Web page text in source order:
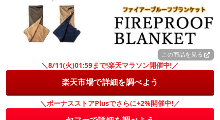
この商品を見る
＼8/11(火)01:59まで!楽天マラソン開催中!／
楽天市場で詳細を調べよう
＼ボーナスストアPlusでさらに+2%開催中!／